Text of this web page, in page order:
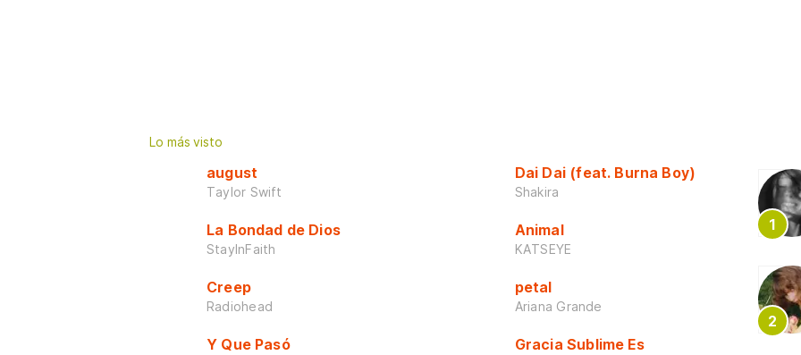
Lo más visto
august
Taylor Swift
La Bondad de Dios
StayInFaith
Creep
Radiohead
Y Que Pasó
Dai Dai (feat. Burna Boy)
Shakira
Animal
KATSEYE
petal
Ariana Grande
Gracia Sublime Es